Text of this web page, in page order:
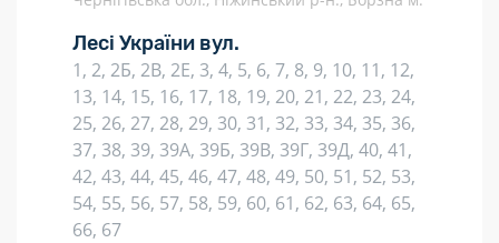
Лесі України вул.
1, 2, 2Б, 2В, 2Е, 3, 4, 5, 6, 7, 8, 9, 10, 11, 12,
13, 14, 15, 16, 17, 18, 19, 20, 21, 22, 23, 24,
25, 26, 27, 28, 29, 30, 31, 32, 33, 34, 35, 36,
37, 38, 39, 39А, 39Б, 39В, 39Г, 39Д, 40, 41,
42, 43, 44, 45, 46, 47, 48, 49, 50, 51, 52, 53,
54, 55, 56, 57, 58, 59, 60, 61, 62, 63, 64, 65,
66, 67